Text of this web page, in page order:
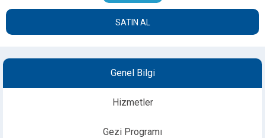
SATIN AL
Genel Bilgi
Hizmetler
Gezi Programı